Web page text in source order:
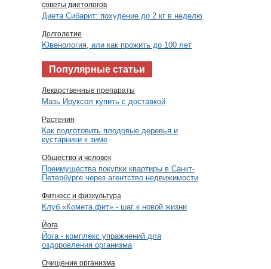
советы диетологов
Диета Сибарит: похудение до 2 кг в неделю
Долголетие
Ювенология, или как прожить до 100 лет
Популярные статьи
Лекарственные препараты
Мазь Ируксол купить с доставкой
Растения
Как подготовить плодовые деревья и
кустарники к зиме
Общество и человек
Преимущества покупки квартиры в Санкт-
Петербурге через агентство недвижимости
Фитнесс и физкультура
Клуб «Комета.фит» - шаг к новой жизни
Йога
Йога - комплекс упражнений для
оздоровления организма
Очищение организма